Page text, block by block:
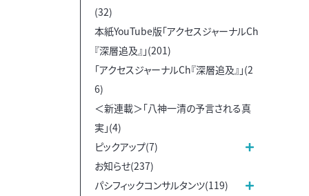
(32)
本紙YouTube版「アクセスジャーナルCh
『深層追及』」(201)
「アクセスジャーナルCh『深層追及』」(2
6)
＜新連載＞「八神一清の予言される真
実」(4)
ピックアップ(7)
お知らせ(237)
パシフィックコンサルタンツ(119)